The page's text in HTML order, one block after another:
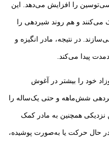
را افزایش می‌دهد. این
و هم روند شیردهی را
در نتیجه، مادر انگیزه و
پیدا می‌کند.
خود را بیشتر در آغوش
شش‌ماهه و حتی یک‌ساله را
همچنین به مادر کمک
حال حرکت یا به‌صورت پوشیده،